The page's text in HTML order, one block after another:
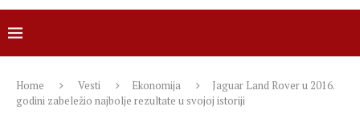
Home Vesti Ekonomija
Jaguar Land Rover u 2016.
godini zabeležio najbolje rezultate u svojoj istoriji